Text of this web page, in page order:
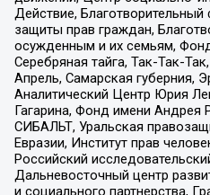
Действие,
защиты прав граждан,
осужденным и их семьям,
Серебряная тайга, Так-Так-
Апрель, Самарская губерния,
Аналитический Центр Юрия
Гагарина, Фонд имени Андрея
СИБАЛЬТ, Уральская
Евразии, Институт прав
Российский
Дальневосточный центр
и социального партнерства,